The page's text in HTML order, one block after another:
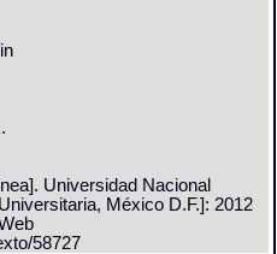
Universidad Nacional
México D.F.]: 2012
58727